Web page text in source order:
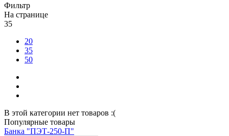
Фильтр
На странице
35
20
35
50
В этой категории нет товаров :(
Популярные товары
Банка "ПЭТ-250-П"